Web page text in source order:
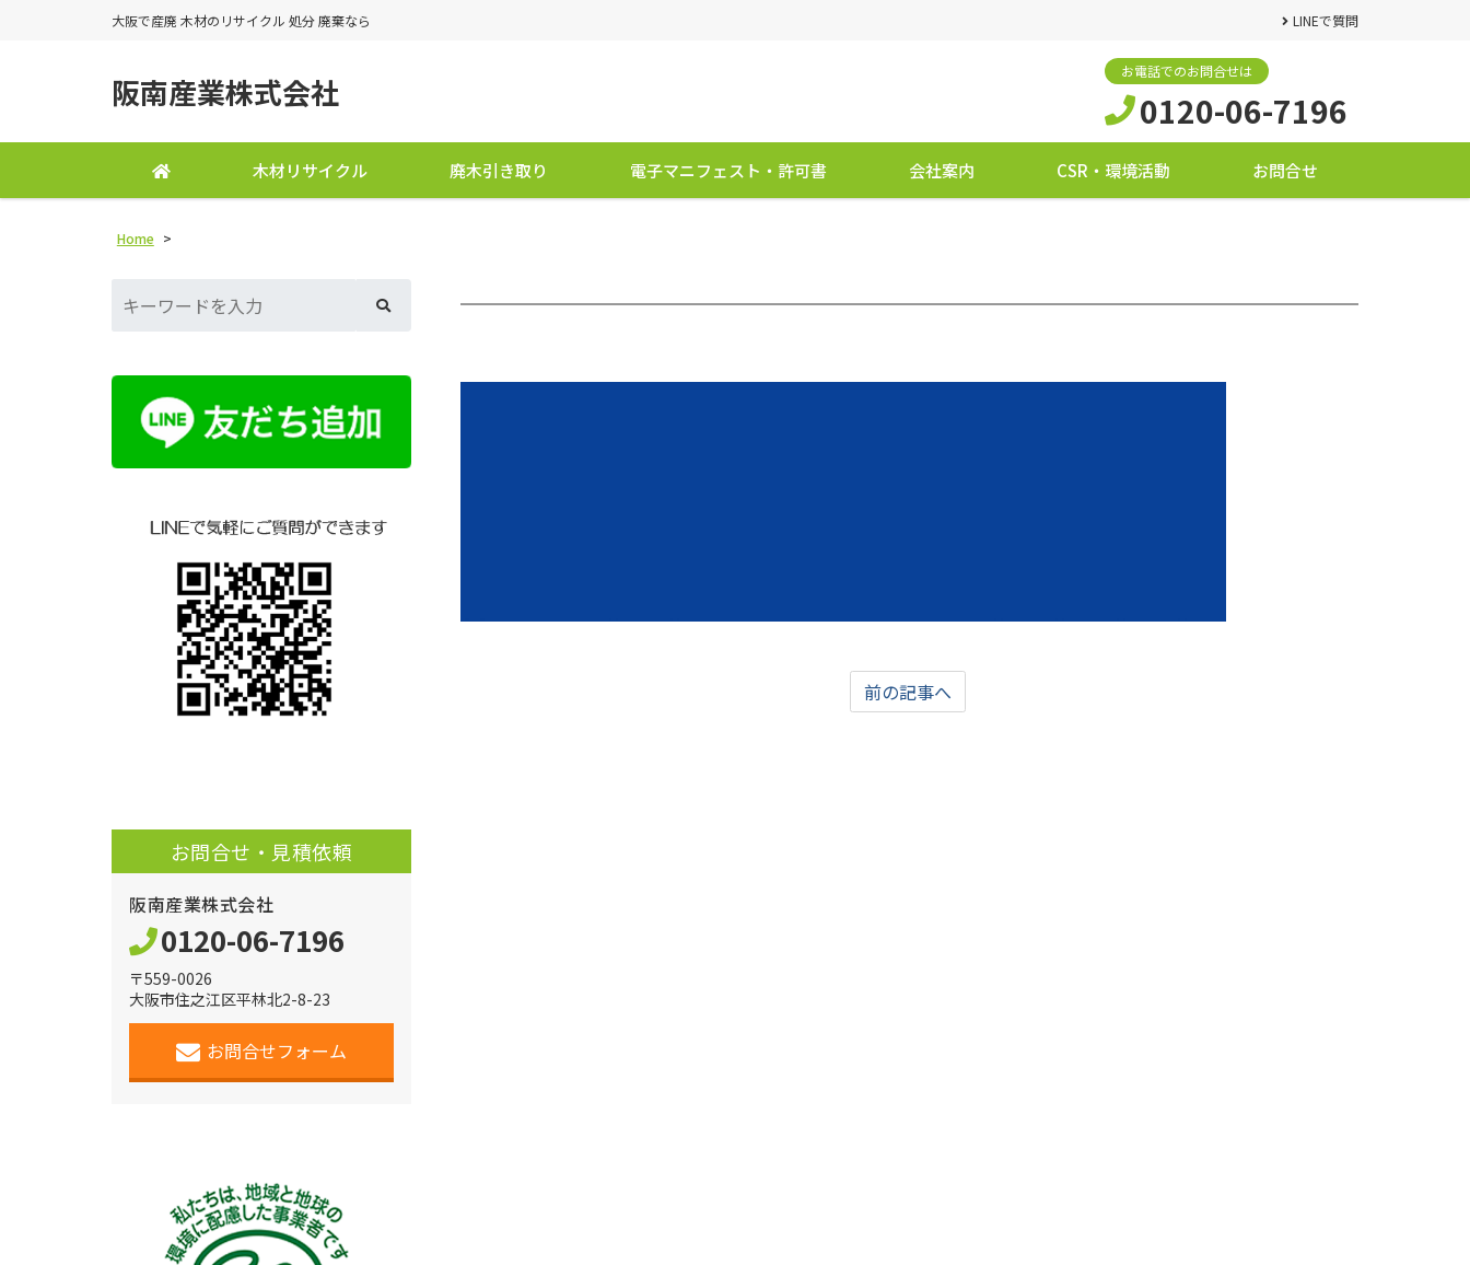
大阪で産廃 木材のリサイクル 処分 廃棄なら LINEで質問
阪南産業株式会社
お電話でのお問合せは
0120-06-7196
木材リサイクル 廃木引き取り 電子マニフェスト・許可書 会社案内 CSR・環境活動 お問合せ
Home >
前の記事へ
お問合せ・見積依頼
阪南産業株式会社
0120-06-7196
〒559-0026
大阪市住之江区平林北2-8-23
お問合せフォーム